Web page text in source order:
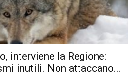
interviene la Regione:
inutili. Non attaccano...